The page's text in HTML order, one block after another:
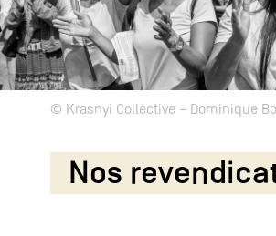
© Krasnyi Collective – Dominique
Nos